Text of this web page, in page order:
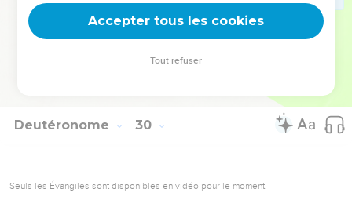
autre pays, comme on le voit aujourd'hui.’
» Les choses cachées sont pour l'Eternel, notre Dieu ; les
Deutéronome 30
Seuls les Évangiles sont disponibles en vidéo pour le moment.
Accepter tous les cookies
Tout refuser